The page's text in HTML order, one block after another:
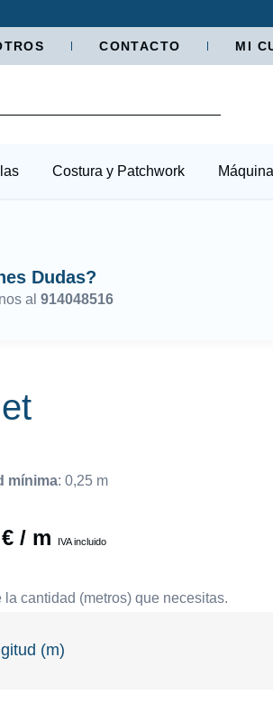
CONTACTO MI
Costura y Patchwork
Dudas?
al 914048516
mínima: 0,25 m
€ / m IVA incluido
la cantidad (metros) que necesitas.
(m)